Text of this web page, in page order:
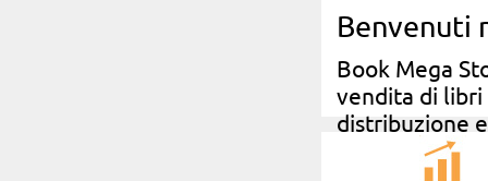
Benvenuti
Book Mega
vendita di libri
distribuzione
gli editori.